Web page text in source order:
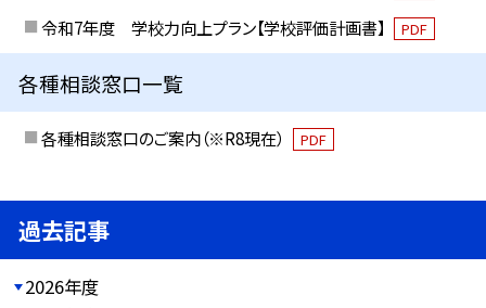
令和7年度 学校力向上プラン【学校評価計画書】 PDF
各種相談窓口一覧
各種相談窓口のご案内（※R8現在） PDF
過去記事
2026年度